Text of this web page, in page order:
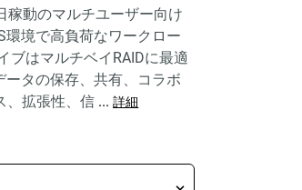
稼動のマルチユーザー向け
境で高負荷なワークロー
ブはマルチベイRAIDに最適
タの保存、共有、コラボ
、拡張性、信 ... 詳細